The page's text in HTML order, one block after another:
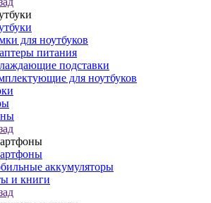
для ноутбуков
питания
подставки
для ноутбуков
аккумуляторы
и книги